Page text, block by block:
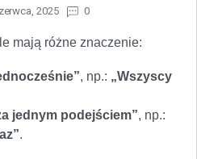
2025 0
mają różne znaczenie:
, np.: „Wszyscy
jednym podejściem”, np.:
.